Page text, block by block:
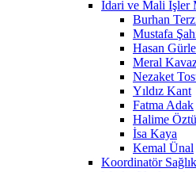
İdari ve Mali İşler
Burhan
Mustafa
Hasan
Meral
Nezaket
Yıldız Kant
Fatma Adak
Halime
İsa Kaya
Kemal Ünal
Koordinatör